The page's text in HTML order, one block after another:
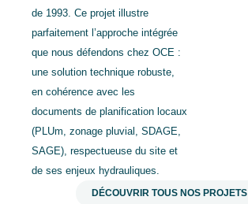
de 1993. Ce projet illustre
parfaitement l’approche intégrée
que nous défendons chez OCE :
une solution technique robuste,
en cohérence avec les
documents de planification locaux
(PLUm, zonage pluvial, SDAGE,
SAGE), respectueuse du site et
de ses enjeux hydrauliques.
DÉCOUVRIR TOUS NOS PROJETS